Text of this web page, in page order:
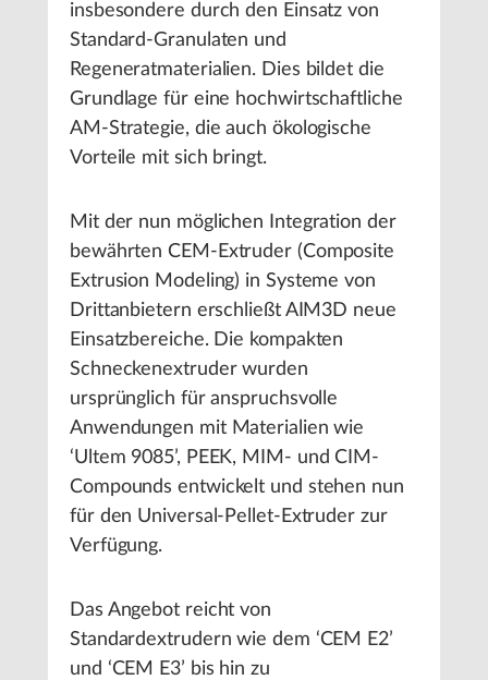
insbesondere durch den Einsatz von
Standard-Granulaten und
Regeneratmaterialien. Dies bildet die
Grundlage für eine hochwirtschaftliche
AM-Strategie, die auch ökologische
Vorteile mit sich bringt.
Mit der nun möglichen Integration der
bewährten CEM-Extruder (Composite
Extrusion Modeling) in Systeme von
Drittanbietern erschließt AIM3D neue
Einsatzbereiche. Die kompakten
Schneckenextruder wurden
ursprünglich für anspruchsvolle
Anwendungen mit Materialien wie
‘Ultem 9085’, PEEK, MIM- und CIM-
Compounds entwickelt und stehen nun
für den Universal-Pellet-Extruder zur
Verfügung.
Das Angebot reicht von
Standardextrudern wie dem ‘CEM E2’
und ‘CEM E3’ bis hin zu